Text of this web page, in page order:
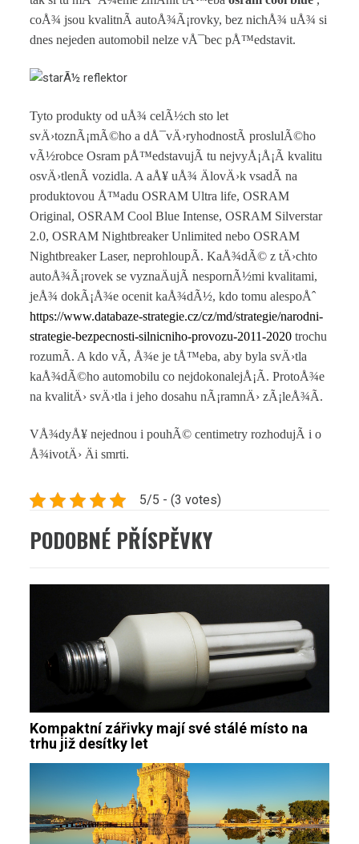
coÅ¾ jsou kvalitnÃ­ autoÅ¾Ã¡rovky, bez nichÅ¾ uÅ¾ si
dnes nejeden automobil nelze vÅ¯bec pÅ™edstavit.
Tyto produkty od uÅ¾ celÃ½ch sto let
svÄ›toznÃ¡mÃ©ho a dÅ¯vÄ›ryhodnostÃ­ proslulÃ©ho
vÃ½robce Osram pÅ™edstavujÃ­ tu nejvyÅ¡Å¡Ã­ kvalitu
osvÄ›tlenÃ­ vozidla. A aÅ¥ uÅ¾ ÄlovÄ›k vsadÃ­ na
produktovou Å™adu OSRAM Ultra life, OSRAM
Original, OSRAM Cool Blue Intense, OSRAM Silverstar
2.0, OSRAM Nightbreaker Unlimited nebo OSRAM
Nightbreaker Laser, neprohloupÃ­. KaÅ¾dÃ© z tÄ›chto
autoÅ¾Ã¡rovek se vyznaÄujÃ­ nespornÃ½mi kvalitami,
jeÅ¾ dokÃ¡Å¾e ocenit kaÅ¾dÃ½, kdo tomu alespoÅˆ
https://www.databaze-strategie.cz/cz/md/strategie/narodni-
strategie-bezpecnosti-silnicniho-provozu-2011-2020 trochu
rozumÃ­. A kdo vÃ­, Å¾e je tÅ™eba, aby byla svÄ›tla
kaÅ¾dÃ©ho automobilu co nejdokonalejÅ¡Ã­. ProtoÅ¾e
na kvalitÄ› svÄ›tla i jeho dosahu nÃ¡ramnÄ› zÃ¡leÅ¾Ã­.
VÅ¾dyÅ¥ nejednou i pouhÃ© centimetry rozhodujÃ­ i o
Å¾ivotÄ› Äi smrti.
5/5 - (3 votes)
PODOBNÉ PŘÍSPĚVKY
Kompaktní zářivky mají své stálé místo na
trhu již desítky let